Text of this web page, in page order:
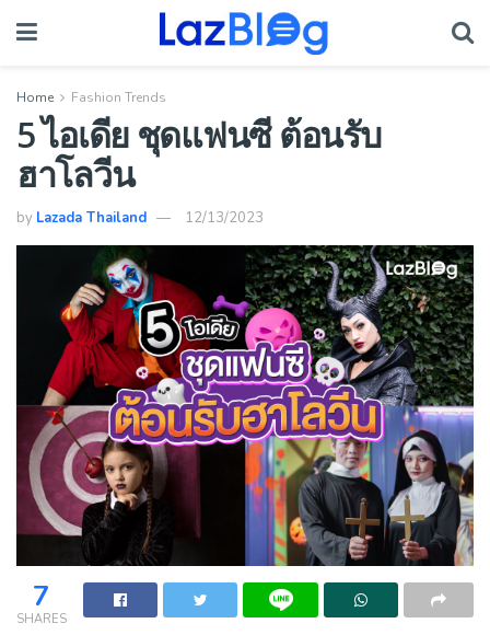
Home Fashion Trends
5 ไอเดีย ชุดแฟนซี ต้อนรับ
ฮาโลวีน
by Lazada Thailand 12/13/2023
7
SHARES